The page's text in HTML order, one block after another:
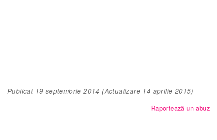
Publicat 19 septembrie 2014 (Actualizare 14 aprilie 2015)
Raportează un abuz